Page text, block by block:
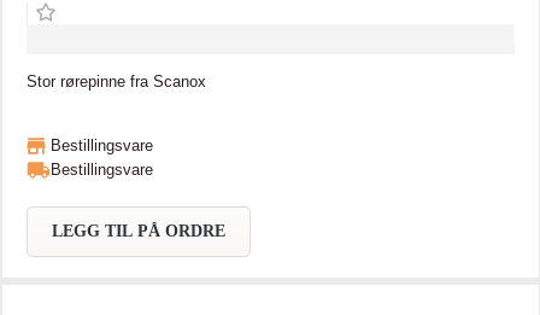
Stor rørepinne fra Scanox
Bestillingsvare
Bestillingsvare
LEGG TIL PÅ ORDRE